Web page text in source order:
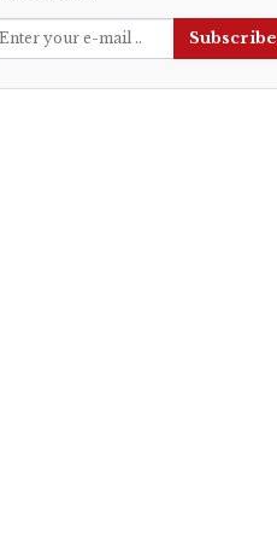
Subscribe